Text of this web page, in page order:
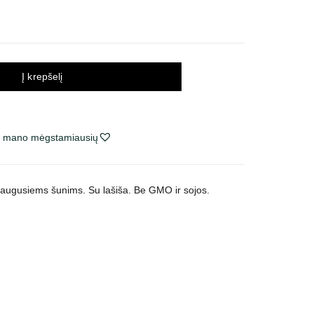
Į krepšelį
mėgstamiausių
šunims. Su lašiša. Be GMO ir sojos.